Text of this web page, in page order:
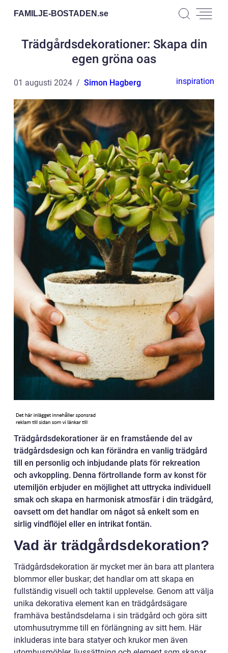
FAMILJE-BOSTADEN.se
Trädgårdsdekorationer: Skapa din
egen gröna oas
01 augusti 2024 Simon Hagberg inspiration
Trädgårdsdekorationer är en framstående del av
trädgårdsdesign och kan förändra en vanlig trädgård
till en personlig och inbjudande plats för rekreation
och avkoppling. Denna förtrollande form av konst för
utemiljön erbjuder en möjlighet att uttrycka individuell
smak och skapa en harmonisk atmosfär i din trädgård,
oavsett om det handlar om något så enkelt som en
sirlig vindflöjel eller en intrikat fontän.
Vad är trädgårdsdekoration?
Trädgårdsdekoration är mycket mer än bara att plantera
blommor eller buskar; det handlar om att skapa en
fullständig visuell och taktil upplevelse. Genom att välja
unika dekorativa element kan en trädgårdsägare
framhäva beståndsdelarna i sin trädgård och göra sitt
utomhusutrymme till en förlängning av sitt hem. Här
inkluderas inte bara statyer och krukor men även